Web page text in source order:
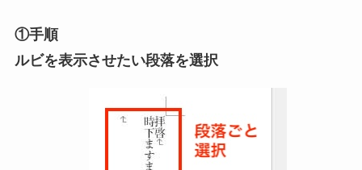
①手順
ルビを表示させたい段落を選択